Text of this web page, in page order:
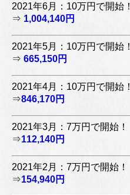
2021年6月：10万円で開始！
⇒ 1,004,140円
2021年5月：10万円で開始！
⇒ 665,150円
2021年4月：10万円で開始！
⇒846,170円
2021年3月：7万円で開始！
⇒112,140円
2021年2月：7万円で開始！
⇒154,940円